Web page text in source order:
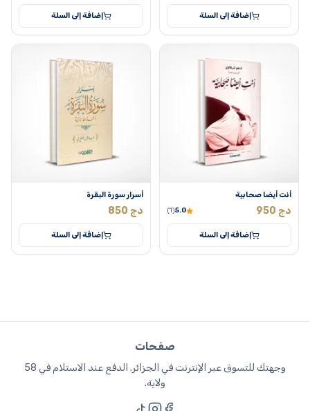
إضافة إلى السلة إضافة إلى السلة
أنت أيضا صحابية
950 دج 5.0
(1)
إضافة إلى السلة
أسرار سورة البقرة
850 دج
إضافة إلى السلة
صفحات
وجهتك للتسوق عبر الإنترنت في الجزائر. الدفع عند الاستلام في 58
ولاية.